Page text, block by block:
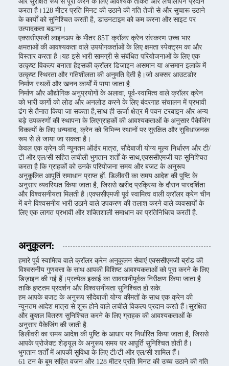
करता है।128 मीटर प्रति मिनट की उठाने की गति तेजी से और सुचारू उठाने
के कार्यों को सुनिश्चित करती है, डाउनटाइम को कम करना और साइट पर
उत्पादकता बढ़ाना।
एक्ससीएमजी लाइनअप के भीतर 85T क्रॉलर क्रेन संस्करण उच्च भार
क्षमताओं की आवश्यकता वाले उपयोगकर्ताओं के लिए क्षमता स्पेक्ट्रम का और
विस्तार करता है।यह इसे भारी सामग्री से संबंधित परियोजनाओं के लिए एक
उत्कृष्ट विकल्प बनाता हैइसकी क्रॉलर डिजाइन असमान या असमान इलाके में
उत्कृष्ट स्थिरता और गतिशीलता की अनुमति देती है।जो अक्सर आउटडोर
निर्माण स्थलों और खनन कार्यों में पाया जाता है.
निर्माण और औद्योगिक अनुप्रयोगों के अलावा, पूर्व-स्वामित्व वाले क्रॉलर क्रेन
को भारी कार्गो को लोड और अनलोड करने के लिए बंदरगाह संचालन में प्रभावी
ढंग से तैनात किया जा सकता है,साथ ही ऊर्जा क्षेत्र में पवन टरबाइन और अन्य
बड़े उपकरणों की स्थापना के लिएग्राहकों की आवश्यकताओं के अनुसार पैकेजिंग
विकल्पों के लिए धन्यवाद, क्रेन को विभिन्न स्थानों पर सुरक्षित और सुविधाजनक
रूप से ले जाया जा सकता है।
केवल एक क्रेन की न्यूनतम ऑर्डर मात्रा, सौदेबाजी योग्य मूल्य निर्धारण और टी/
टी और एल/सी सहित लचीली भुगतान शर्तों के साथ,एक्ससीएमजी यह सुनिश्चित
करता है कि ग्राहकों को उनके परियोजना समय और बजट के अनुरूप
अनुकूलित आपूर्ति समाधान प्राप्त हों. डिलीवरी का समय आदेश की पुष्टि के
अनुसार व्यवस्थित किया जाता है, जिससे खरीद प्रक्रिया के दौरान पारदर्शिता
और विश्वसनीयता मिलती है।एक्ससीएमजी पूर्व स्वामित्व वाली क्रॉलर क्रेन चीन
में बने विश्वसनीय भारी उठाने वाले उपकरण की तलाश करने वाले व्यवसायों के
लिए एक लागत प्रभावी और शक्तिशाली समाधान का प्रतिनिधित्व करती है.
अनुकूलन:
हमारे पूर्व स्वामित्व वाले क्रॉलर क्रेन अनुकूलन सेवाएं एक्ससीएमजी ब्रांड की
विश्वसनीय गुणवत्ता के साथ आपकी विशिष्ट आवश्यकताओं को पूरा करने के लिए
डिज़ाइन की गई हैं।प्रत्येक इकाई का सावधानीपूर्वक निरीक्षण किया जाता है
ताकि इष्टतम प्रदर्शन और विश्वसनीयता सुनिश्चित हो सके.
हम आपके बजट के अनुरूप सौदेबाजी योग्य कीमतों के साथ एक क्रेन की
न्यूनतम आदेश मात्रा से शुरू होने वाले लचीले विकल्प प्रदान करते हैं।सुरक्षित
और कुशल वितरण सुनिश्चित करने के लिए ग्राहक की आवश्यकताओं के
अनुसार पैकेजिंग की जाती है.
डिलीवरी का समय आदेश की पुष्टि के आधार पर निर्धारित किया जाता है, जिससे
आपके प्रोजेक्ट शेड्यूल के अनुरूप समय पर आपूर्ति सुनिश्चित होती है।
भुगतान शर्तों में आपकी सुविधा के लिए टी/टी और एल/सी शामिल हैं।
61 टन के बूम सहित वजन और 128 मीटर प्रति मिनट की उच्च उठाने की गति